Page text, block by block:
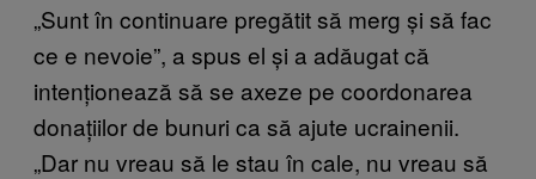
„Sunt în continuare pregătit să merg și să fac
ce e nevoie”, a spus el și a adăugat că
intenționează să se axeze pe coordonarea
donațiilor de bunuri ca să ajute ucrainenii.
„Dar nu vreau să le stau în cale, nu vreau să